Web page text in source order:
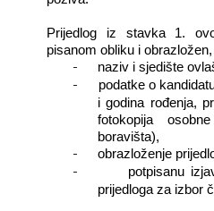
Prijedlog iz stavka 1.
pisanom obliku i
- naziv i sjedište
-
podatke o
i godina rođenja,
fotokopija
boravišta),
- obrazloženje
-
potpisanu
prijedloga za izbor